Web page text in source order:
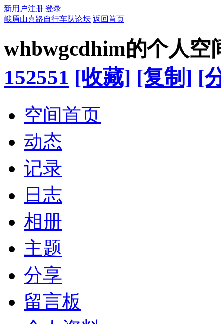
新用户注册 登录
峨眉山喜路自行车队论坛 返回首页
whbwgcdhim的个人空
152551 [收藏] [复制] [
空间首页
动态
记录
日志
相册
主题
分享
留言板